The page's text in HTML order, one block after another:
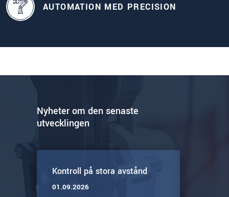
AUTOMATION MED PRECISION
Nyheter om den senaste
utvecklingen
Kontroll på stora avstånd
01.09.2026